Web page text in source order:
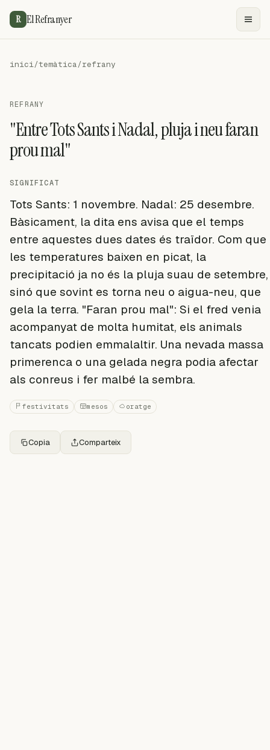
R El Refranyer
inici/temàtica/refrany
REFRANY
"Entre Tots Sants i Nadal, pluja i neu faran
prou mal"
SIGNIFICAT
Tots Sants: 1 novembre. Nadal: 25 desembre.
Bàsicament, la dita ens avisa que el temps
entre aquestes dues dates és traïdor. Com que
les temperatures baixen en picat, la
precipitació ja no és la pluja suau de setembre,
sinó que sovint es torna neu o aigua-neu, que
gela la terra. "Faran prou mal": Si el fred venia
acompanyat de molta humitat, els animals
tancats podien emmalaltir. Una nevada massa
primerenca o una gelada negra podia afectar
als conreus i fer malbé la sembra.
festivitats mesos oratge
Copia Comparteix